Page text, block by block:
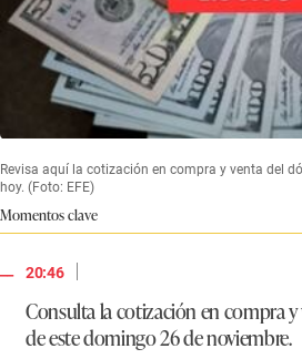
Revisa aquí la cotización en compra y venta del
hoy. (Foto: EFE)
Momentos clave
20:46
|
Consulta la cotización en compra y
de este domingo 26 de noviembre.